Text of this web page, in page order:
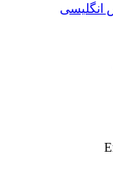
انگلیسی